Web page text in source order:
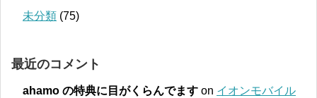
未分類 (75)
最近のコメント
ahamo の特典に目がくらんでます on イオンモバイル